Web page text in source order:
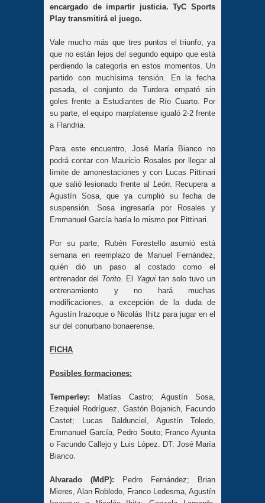
encargado de impartir justicia. TyC Sports
Play transmitirá el juego.
Vale mucho más que tres puntos el triunfo, ya
que no están lejos del segundo equipo que está
perdiendo la categoría en estos momentos. Un
partido con muchísima tensión. En la fecha
pasada, el conjunto de Turdera empató sin
goles frente a Estudiantes de Río Cuarto. Por
su parte, el equipo marplatense igualó 2-2 frente
a Flandria.
Para este encuentro, José María Bianco no
podrá contar con Mauricio Rosales por llegar al
límite de amonestaciones y con Lucas Pittinari
que salió lesionado frente al León. Recupera a
Agustín Sosa, que ya cumplió su fecha de
suspensión. Sosa ingresaría por Rosales y
Emmanuel García haría lo mismo por Pittinari.
Por su parte, Rubén Forestello asumió está
semana en reemplazo de Manuel Fernández,
quién dió un paso al costado como el
entrenador del Torito . El Yaguitan solo tuvo un
entrenamiento y no hará muchas
modificaciones, a excepción de la duda de
Agustín Irazoque o Nicolás Ihitz para jugar en el
sur del conurbano bonaerense.
FICHA
Posibles formaciones:
Temperley: Matías Castro; Agustín Sosa,
Ezequiel Rodríguez, Gastón Bojanich, Facundo
Castet; Lucas Baldunciel, Agustín Toledo,
Emmanuel García, Pedro Souto; Franco Ayunta
o Facundo Callejo y Luis López. DT: José María
Bianco.
Alvarado (MdP): Pedro Fernández; Brian
Mieres, Alan Robledo, Franco Ledesma, Agustín